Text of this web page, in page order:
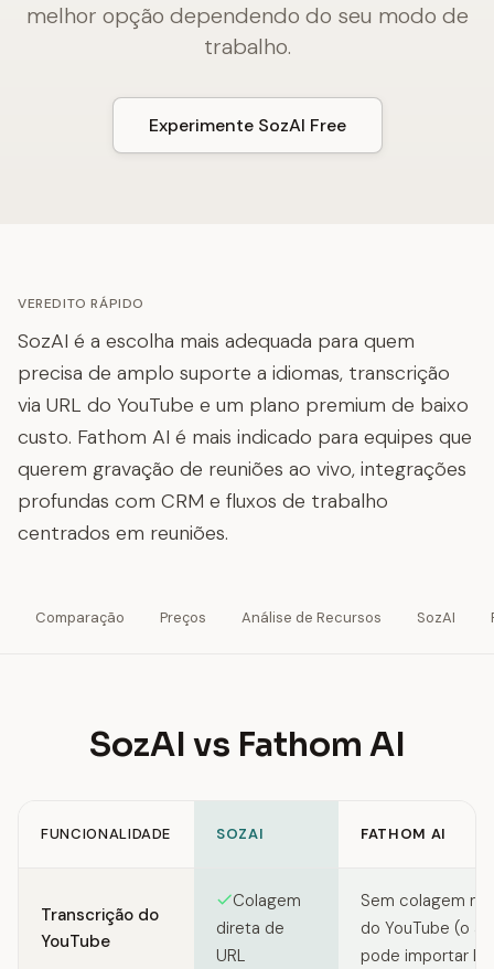
melhor opção dependendo do seu modo de
trabalho.
Experimente SozAI Free
VEREDITO RÁPIDO
SozAI é a escolha mais adequada para quem
precisa de amplo suporte a idiomas, transcrição
via URL do YouTube e um plano premium de baixo
custo. Fathom AI é mais indicado para equipes que
querem gravação de reuniões ao vivo, integrações
profundas com CRM e fluxos de trabalho
centrados em reuniões.
Comparação Preços Análise de Recursos SozAI
SozAI vs Fathom AI
FUNCIONALIDADE SOZAI FATHOM AI
Transcrição do
YouTube
Colagem
direta de
URL
Sem colagem
do YouTube (o
pode importar